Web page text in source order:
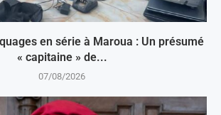
en série à Maroua : Un présumé
« capitaine » de...
07/08/2026